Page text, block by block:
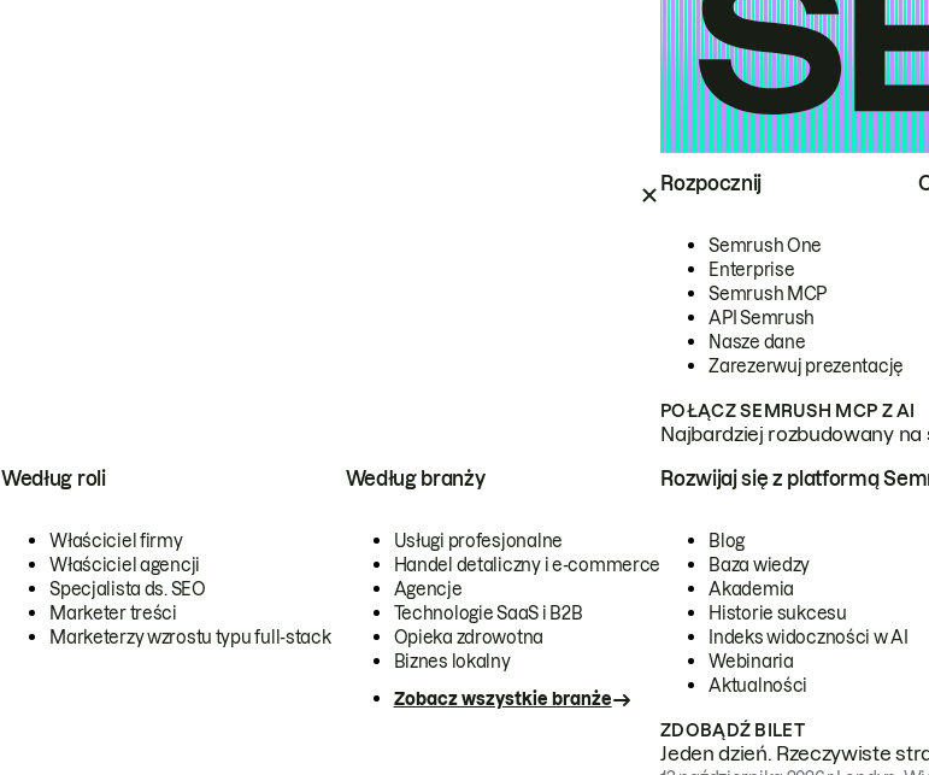
Rozpocznij
Semrush One
Enterprise
Semrush MCP
API Semrush
Nasze dane
Zarezerwuj prezentację
POŁĄCZ SEMRUSH MCP Z AI
Najbardziej rozbudowany
Według roli
Właściciel firmy
Właściciel agencji
Specjalista ds. SEO
Marketer treści
Marketerzy wzrostu typu full-stack
Według branży
Usługi profesjonalne
Handel detaliczny i e-commerce
Agencje
Technologie SaaS i B2B
Opieka zdrowotna
Biznes lokalny
Zobacz wszystkie branże
Rozwijaj się z platformą
Blog
Baza wiedzy
Akademia
Historie sukcesu
Indeks widoczności w AI
Webinaria
Aktualności
ZDOBĄDŹ BILET
Jeden dzień. Rzeczywiste